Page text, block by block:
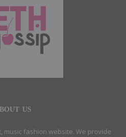
US
music fashion website. We provide